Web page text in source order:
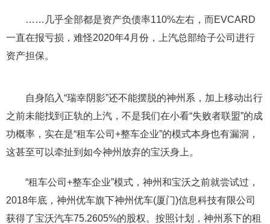
……几乎全部都是资产负债率110%左右，而EVCARD
一直在报亏损，难怪2020年4月份，上汽总部给子公司进行
资产担保。
自身陷入“瑞幸阴影”还不能摆脱的神州系，加上移动出行
之前未能找到正轨的上汽，不是我们在小看“失败者联盟”的成
功概率，实在是“租车公司+整车企业”的模式本身也有漏洞，
这甚至可以牵扯到如今神州放弃的宝沃身上。
“租车公司+整车企业”模式，神州和宝沃之前就尝试过，
2018年底，神州优车旗下神州优车(厦门)信息科技有限公司
获得了宝沃汽车75.2605%的股权。按照计划，神州系下的租